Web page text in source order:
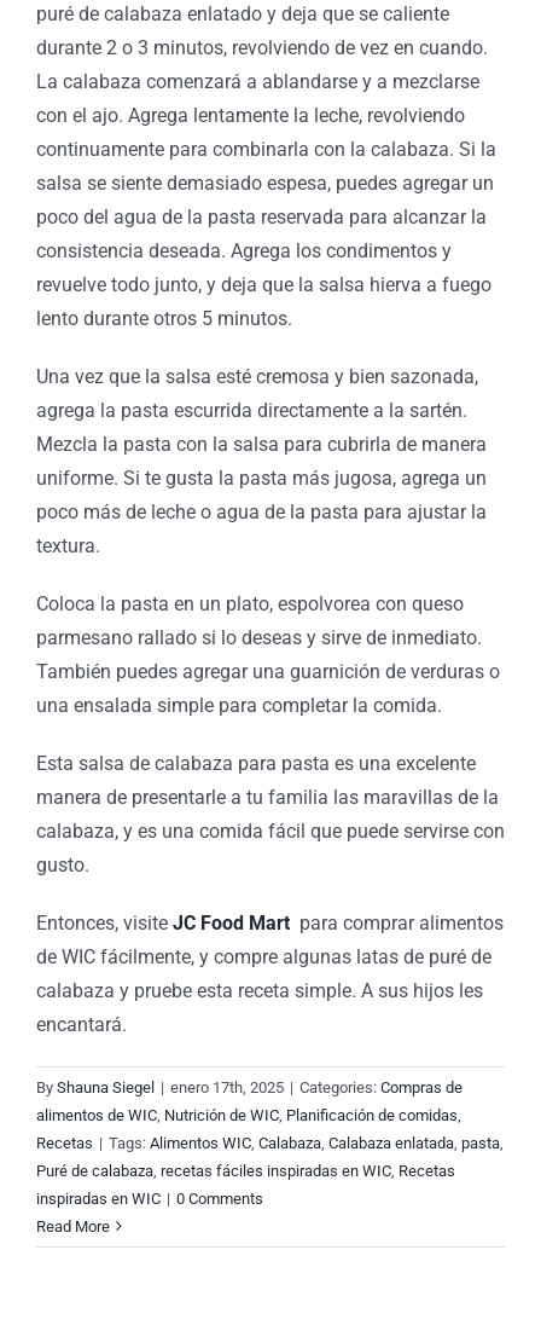
puré de calabaza enlatado y deja que se caliente
durante 2 o 3 minutos, revolviendo de vez en cuando.
La calabaza comenzará a ablandarse y a mezclarse
con el ajo. Agrega lentamente la leche, revolviendo
continuamente para combinarla con la calabaza. Si la
salsa se siente demasiado espesa, puedes agregar un
poco del agua de la pasta reservada para alcanzar la
consistencia deseada. Agrega los condimentos y
revuelve todo junto, y deja que la salsa hierva a fuego
lento durante otros 5 minutos.
Una vez que la salsa esté cremosa y bien sazonada,
agrega la pasta escurrida directamente a la sartén.
Mezcla la pasta con la salsa para cubrirla de manera
uniforme. Si te gusta la pasta más jugosa, agrega un
poco más de leche o agua de la pasta para ajustar la
textura.
Coloca la pasta en un plato, espolvorea con queso
parmesano rallado si lo deseas y sirve de inmediato.
También puedes agregar una guarnición de verduras o
una ensalada simple para completar la comida.
Esta salsa de calabaza para pasta es una excelente
manera de presentarle a tu familia las maravillas de la
calabaza, y es una comida fácil que puede servirse con
gusto.
Entonces, visite JC Food Mart para comprar alimentos
de WIC fácilmente, y compre algunas latas de puré de
calabaza y pruebe esta receta simple. A sus hijos les
encantará.
By Shauna Siegel | enero 17th, 2025 | Categories: Compras de
alimentos de WIC Nutrición de WIC Planificación de comidas
Recetas | Tags: Alimentos WIC Calabaza Calabaza enlatada pasta
Puré de calabaza recetas fáciles inspiradas en WIC Recetas
inspiradas en WIC | 0 Comments
Read More